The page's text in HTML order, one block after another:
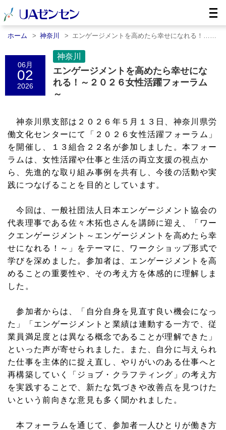
ホーム 神奈川 エンゲージメントを高めたら幸せになれる！……
06月
02
2026
神奈川
エンゲージメントを高めたら幸せにな
れる！～２０２６女性活躍フォーラム
～
神奈川県支部は２０２６年５月１３日、神奈川県労
働文化センターにて「２０２６女性活躍フォーラム」
を開催し、１３組合２２名が参加しました。本フォー
ラムは、女性活躍や仕事と生活の両立支援の視点か
ら、先進的な取り組み事例を共有し、今後の活動や実
践につなげることを目的としています。
今回は、一般社団法人日本エンゲージメント協会の
代表理事である佐々木拓也さんを講師に迎え、「ワー
クエンゲージメント～エンゲージメントを高めたら幸
せになれる！～」をテーマに、ワークショップ形式で
学びを深めました。参加者は、エンゲージメントを高
めることの重要性や、その考え方を体感的に理解しま
した。
参加者からは、「自分自身を見直す良い機会になっ
た」「エンゲージメントと業績は連動する一方で、従
業員満足度とは異なる概念であることが理解できた」
といった声が寄せられました。また、自分に与えられ
た仕事を主体的に捉え直し、やりがいのある仕事へと
再構築していく「ジョブ・クラフティング」の考え方
を実践することで、新たな気づきや改善点を見つけた
いという前向きな意見も多く聞かれました。
本フォーラムを通じて、参加者一人ひとりが働き方